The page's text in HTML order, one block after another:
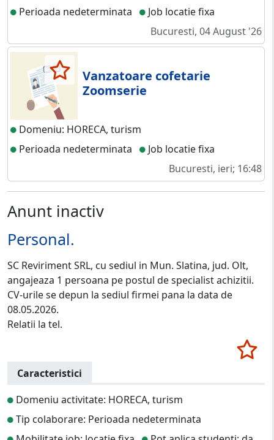
Perioada nedeterminata
Job locatie fixa
Bucuresti, 04 August '26
Vanzatoare cofetarie
Zoomserie
Domeniu: HORECA, turism
Perioada nedeterminata
Job locatie fixa
Bucuresti, ieri; 16:48
Anunt inactiv
Personal.
SC Reviriment SRL, cu sediul in Mun. Slatina, jud. Olt,
angajeaza 1 persoana pe postul de specialist achizitii.
CV-urile se depun la sediul firmei pana la data de
08.05.2026.
Relatii la tel.
Caracteristici
Domeniu activitate: HORECA, turism
Tip colaborare: Perioada nedeterminata